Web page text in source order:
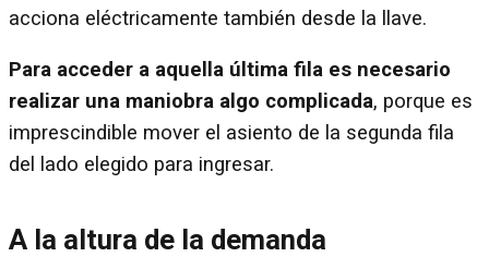
acciona eléctricamente también desde la llave.
Para acceder a aquella última fila es necesario
realizar una maniobra algo complicada, porque es
imprescindible mover el asiento de la segunda fila
del lado elegido para ingresar.
A la altura de la demanda